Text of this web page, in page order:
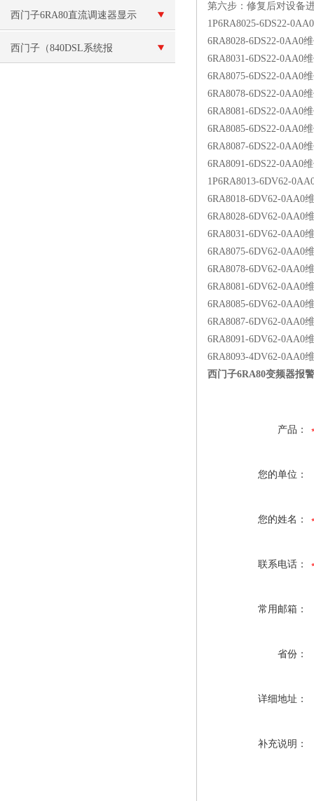
6FC5357-0BB24-0AA0
西门子6RA80直流调速器显示
故障代码报警技术咨询
西门子（840DSL系统报
第六步：修复后对设备
1P6RA8025-6DS22-
6RA8028-6DS22-0AA0
6RA8031-6DS22-0AA0
6RA8075-6DS22-0AA0
6RA8078-6DS22-0AA0
6RA8081-6DS22-0AA0
6RA8085-6DS22-0AA0
6RA8087-6DS22-0AA0
6RA8091-6DS22-0AA0
1P6RA8013-6DV62-
6RA8018-6DV62-0AA0
6RA8028-6DV62-0AA0
6RA8031-6DV62-0AA0
6RA8075-6DV62-0AA0
6RA8078-6DV62-0AA0
6RA8081-6DV62-0AA0
6RA8085-6DV62-0AA0
6RA8087-6DV62-0AA0
6RA8091-6DV62-0AA0
6RA8093-4DV62-0AA0
西门子6RA80变频器报警
产品：
您的单位：
您的姓名：
联系电话：
常用邮箱：
省份：
详细地址：
补充说明：